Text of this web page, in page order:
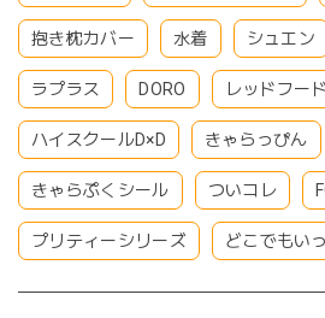
抱き枕カバー 水着 シュエン
ラプラス DORO レッドフード
ハイスクールD×D きゃらっぴん
きゃらぷくシール ついコレ
プリティーシリーズ どこでもい